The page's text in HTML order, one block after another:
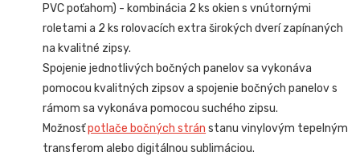
PVC poťahom) - kombinácia 2 ks okien s vnútornými
roletami a 2 ks rolovacích extra širokých dverí zapínaných
na kvalitné zipsy.
Spojenie jednotlivých bočných panelov sa vykonáva
pomocou kvalitných zipsov a spojenie bočných panelov s
rámom sa vykonáva pomocou suchého zipsu.
Možnosťpotlače bočných strán stanu vinylovým tepelným
transferom alebo digitálnou sublimáciou.